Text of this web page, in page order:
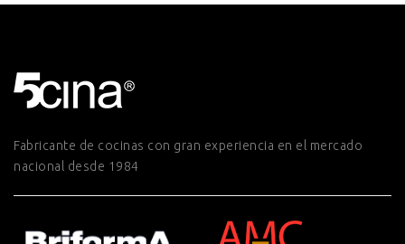
Fabricante de cocinas con gran experiencia en el mercado
nacional desde 1984